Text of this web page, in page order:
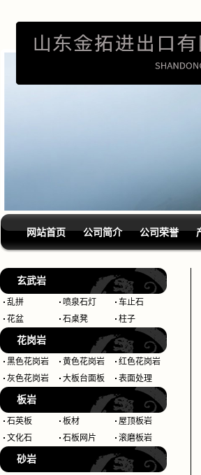
网站首页 公司简介 公司荣誉
玄武岩
乱拼 喷泉石灯
车止石
花盆
石桌凳 柱子
花岗岩
黑色花岗岩 黄色花岗岩
红色花岗岩
灰色花岗岩
大板台面板 表面处理
板岩
石英板 板材
屋顶板岩
文化石
石板网片 滚磨板岩
砂岩